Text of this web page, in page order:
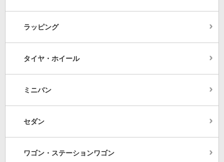
ラッピング
タイヤ・ホイール
ミニバン
セダン
ワゴン・ステーションワゴン